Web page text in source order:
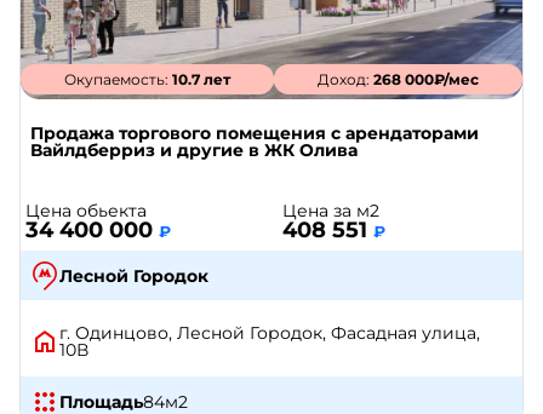
Окупаемость: 10.7 лет Доход:268 000₽/мес
Продажа торгового помещения с арендаторами
Вайлдберриз и другие в ЖК Олива
Цена обьекта
34 400 000 ₽
Цена за м2
408 551 ₽
Лесной Городок
г. Одинцово, Лесной Городок, Фасадная улица,
10В
Площадь84м2